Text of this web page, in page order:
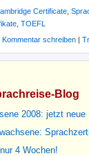
Certificate
TOEFL
Kommentar schreiben |
Blog
2008: jetzt neue
4 Wochen!